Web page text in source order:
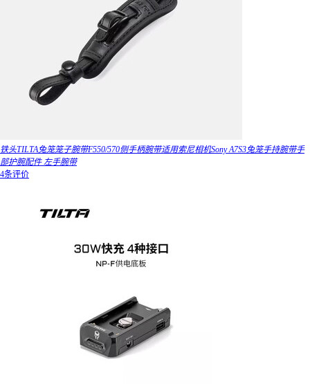
铁头TILTA兔笼笼子腕带F550/570侧手柄腕带适用索尼相机Sony A7S3兔笼手持腕带手
部护腕配件 左手腕带
4条评价